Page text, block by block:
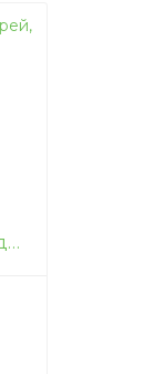
Тумба «Монта-84» без дверей, отделка: старение (сосна)